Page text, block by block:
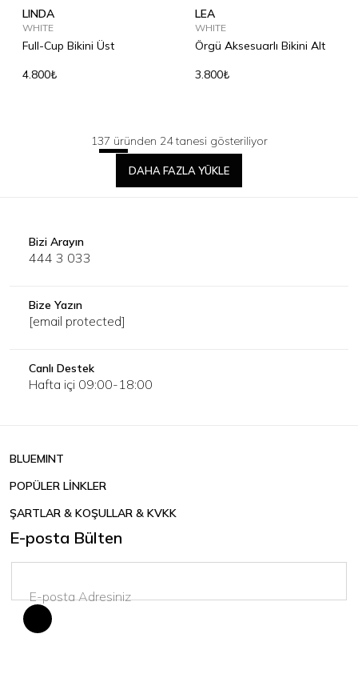
LINDA
WHITE
Full-Cup Bikini Üst
4.800₺
LEA
WHITE
Örgü Aksesuarlı Bikini Alt
3.800₺
137 üründen 24 tanesi gösteriliyor
DAHA FAZLA YÜKLE
Bizi Arayın
444 3 033
Bize Yazın
[email protected]
Canlı Destek
Hafta içi 09:00-18:00
BLUEMINT
POPÜLER LİNKLER
ŞARTLAR & KOŞULLAR & KVKK
E-posta Bülten